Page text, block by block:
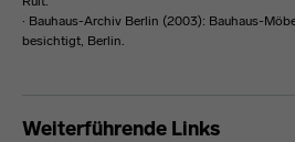
· Bauhaus-Archiv Berlin (2003): Bauhaus-
besichtigt, Berlin.
Weiterführende Links